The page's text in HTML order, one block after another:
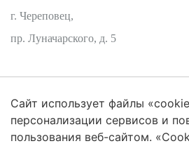
г. Череповец,
пр. Луначарского, д. 5
Защита персональных данных
Сайт использует файлы
персонализации сервисов и
пользования веб-сайтом.